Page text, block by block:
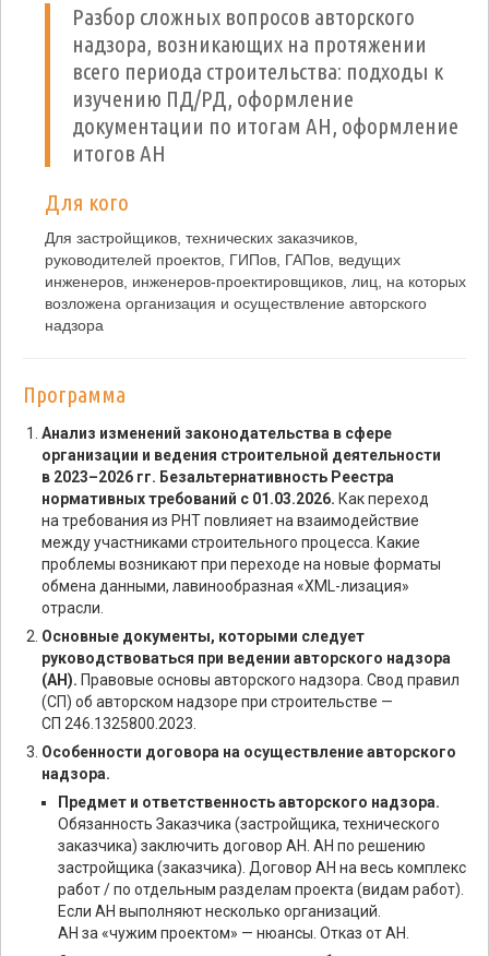
Разбор сложных вопросов авторского
надзора, возникающих на протяжении
всего периода строительства: подходы к
изучению ПД/РД, оформление
документации по итогам АН, оформление
итогов АН
Для кого
Для застройщиков, технических заказчиков,
руководителей проектов, ГИПов, ГАПов, ведущих
инженеров, инженеров-проектировщиков, лиц, на которых
возложена организация и осуществление авторского
надзора
Программа
Анализ изменений законодательства в сфере
организации и ведения строительной деятельности
в 2023–2026 гг. Безальтернативность Реестра
нормативных требований с 01.03.2026. Как переход
на требования из РНТ повлияет на взаимодействие
между участниками строительного процесса. Какие
проблемы возникают при переходе на новые форматы
обмена данными, лавинообразная «XML-лизация»
отрасли.
Основные документы, которыми следует
руководствоваться при ведении авторского надзора
(АН). Правовые основы авторского надзора. Свод правил
(СП) об авторском надзоре при строительстве —
СП 246.1325800.2023.
Особенности договора на осуществление авторского
надзора.
Предмет и ответственность авторского надзора.
Обязанность Заказчика (застройщика, технического
заказчика) заключить договор АН. АН по решению
застройщика (заказчика). Договор АН на весь комплекс
работ / по отдельным разделам проекта (видам работ).
Если АН выполняют несколько организаций.
АН за «чужим проектом» — нюансы. Отказ от АН.